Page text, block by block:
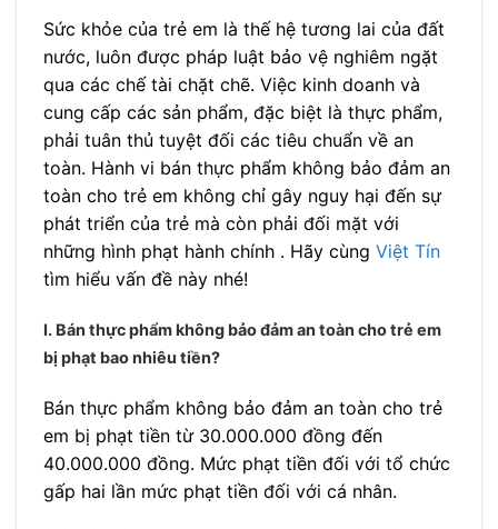
Sức khỏe của trẻ em là thế hệ tương lai của đất
nước, luôn được pháp luật bảo vệ nghiêm ngặt
qua các chế tài chặt chẽ. Việc kinh doanh và
cung cấp các sản phẩm, đặc biệt là thực phẩm,
phải tuân thủ tuyệt đối các tiêu chuẩn về an
toàn. Hành vi bán thực phẩm không bảo đảm an
toàn cho trẻ em không chỉ gây nguy hại đến sự
phát triển của trẻ mà còn phải đối mặt với
những hình phạt hành chính . Hãy cùng Việt Tín
tìm hiểu vấn đề này nhé!
I. Bán thực phẩm không bảo đảm an toàn cho trẻ em
bị phạt bao nhiêu tiền?
Bán thực phẩm không bảo đảm an toàn cho trẻ
em bị phạt tiền từ 30.000.000 đồng đến
40.000.000 đồng. Mức phạt tiền đối với tổ chức
gấp hai lần mức phạt tiền đối với cá nhân.